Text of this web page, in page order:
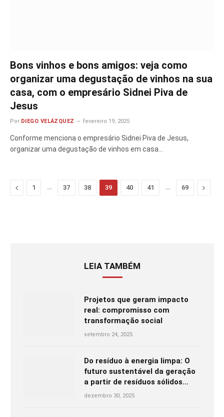
Bons vinhos e bons amigos: veja como
organizar uma degustação de vinhos na sua
casa, com o empresário Sidnei Piva de
Jesus
Por DIEGO VELÁZQUEZ fevereiro 19, 2025
Conforme menciona o empresário Sidnei Piva de Jesus,
organizar uma degustação de vinhos em casa…
Previous
1 … 37 38 39 40 41 … 69 Next
LEIA TAMBÉM
Projetos que geram impacto
real: compromisso com
transformação social
setembro 24, 2025
Do resíduo à energia limpa: O
futuro sustentável da geração
a partir de resíduos sólidos
urbanos
dezembro 30, 2025